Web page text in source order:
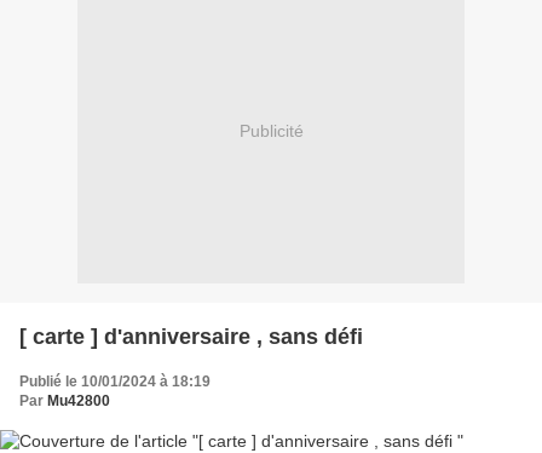
Publicité
[ carte ] d'anniversaire , sans défi
Publié le 10/01/2024 à 18:19
Par Mu42800